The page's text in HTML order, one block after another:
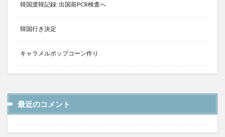
韓国渡韓記録: 出国前PCR検査へ
韓国行き決定
キャラメルポップコーン作り
最近のコメント